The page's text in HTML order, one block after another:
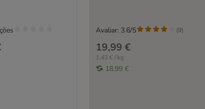
19,99 €
1,43 € / kg
18,99 €
Avaliar: 3.6/5 (9)